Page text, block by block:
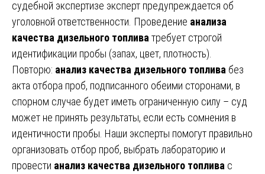
судебной экспертизе эксперт предупреждается об
уголовной ответственности. Проведение анализа
качества дизельного топлива требует строгой
идентификации пробы (запах, цвет, плотность).
Повторю: анализ качества дизельного топлива без
акта отбора проб, подписанного обеими сторонами, в
спорном случае будет иметь ограниченную силу – суд
может не принять результаты, если есть сомнения в
идентичности пробы. Наши эксперты помогут правильно
организовать отбор проб, выбрать лабораторию и
провести анализ качества дизельного топлива с